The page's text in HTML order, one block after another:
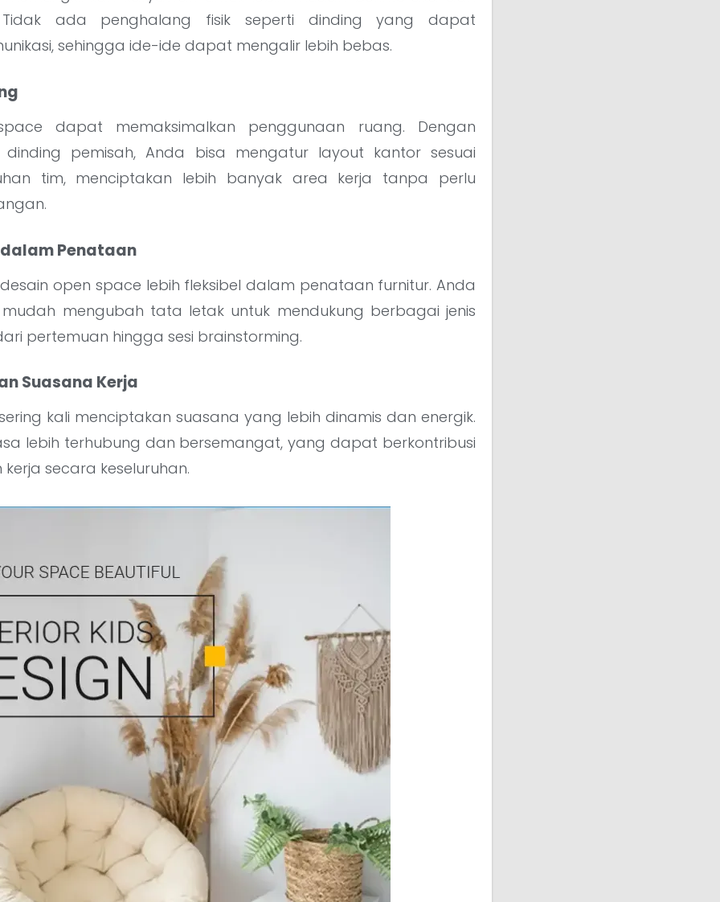
Tidak ada penghalang fisik seperti dinding yang dapat
sehingga ide-ide dapat mengalir lebih bebas.
dapat memaksimalkan penggunaan ruang. Dengan
dinding pemisah, Anda bisa mengatur layout kantor sesuai
tim, menciptakan lebih banyak area kerja tanpa perlu
Penataan
open space lebih fleksibel dalam penataan furnitur. Anda
mengubah tata letak untuk mendukung berbagai jenis
pertemuan hingga sesi brainstorming.
Suasana Kerja
kali menciptakan suasana yang lebih dinamis dan energik.
lebih terhubung dan bersemangat, yang dapat berkontribusi
secara keseluruhan.